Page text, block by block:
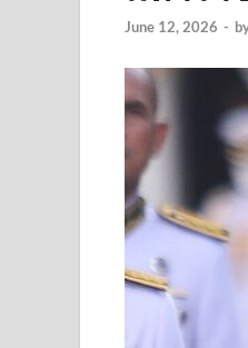
June 12, 2026 -